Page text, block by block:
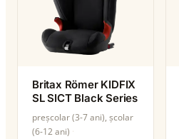
Britax Römer KIDFIX
SL SICT Black Series
preșcolar (3-7 ani), școlar
(6-12 ani)